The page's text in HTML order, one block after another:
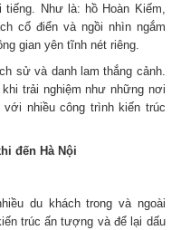
Như là: hồ Hoàn Kiếm,
cổ điển và ngồi nhìn ngắm
gian yên tĩnh nét riêng.
sử và danh lam thắng cảnh.
trải nghiệm như những nơi
nhiều công trình kiến trúc
đến Hà Nội
du khách trong và ngoài
trúc ấn tượng và để lại dấu